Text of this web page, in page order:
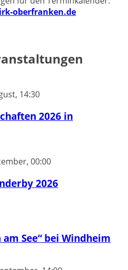
oberfranken.de
14:30
2026 in
00:00
2026
am See“ bei Windheim